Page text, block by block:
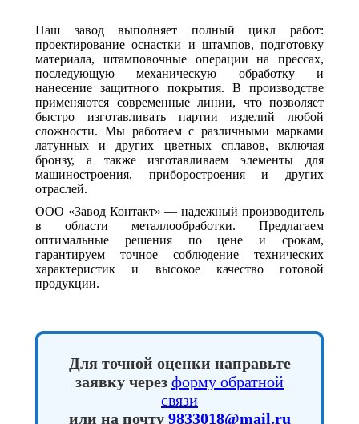
Наш завод выполняет полный цикл работ:
проектирование оснастки и штампов, подготовку
материала, штамповочные операции на прессах,
последующую механическую обработку и
нанесение защитного покрытия. В производстве
применяются современные линии, что позволяет
быстро изготавливать партии изделий любой
сложности. Мы работаем с различными марками
латунных и других цветных сплавов, включая
бронзу, а также изготавливаем элементы для
машиностроения, приборостроения и других
отраслей.
ООО «Завод Контакт» — надежный производитель
в области металлообработки. Предлагаем
оптимальные решения по цене и срокам,
гарантируем точное соблюдение технических
характеристик и высокое качество готовой
продукции.
Для точной оценки направьте
заявку через форму обратной
связи
или на почту 9833018@mail.ru